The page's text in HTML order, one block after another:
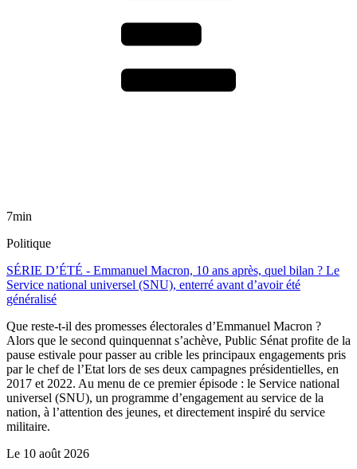
7min
Politique
SÉRIE D’ÉTÉ - Emmanuel Macron, 10 ans après, quel bilan ? Le
Service national universel (SNU), enterré avant d’avoir été
généralisé
Que reste-t-il des promesses électorales d’Emmanuel Macron ?
Alors que le second quinquennat s’achève, Public Sénat profite de la
pause estivale pour passer au crible les principaux engagements pris
par le chef de l’Etat lors de ses deux campagnes présidentielles, en
2017 et 2022. Au menu de ce premier épisode : le Service national
universel (SNU), un programme d’engagement au service de la
nation, à l’attention des jeunes, et directement inspiré du service
militaire.
Le 10 août 2026